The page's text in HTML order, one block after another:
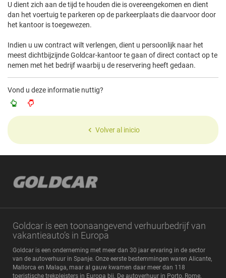
U dient zich aan de tijd te houden die is overeengekomen en dient
dan het voertuig te parkeren op de parkeerplaats die daarvoor door
het kantoor is toegewezen.
Indien u uw contract wilt verlengen, dient u persoonlijk naar het
meest dichtbijzijnde Goldcar-kantoor te gaan of direct contact op te
nemen met het bedrijf waarbij u de reservering heeft gedaan.
Vond u deze informatie nuttig?
Volver al inicio
Goldcar is een toonaangevend verhuurbedrijf van
vakantieauto’s in Europa
Goldcar is een onderneming met meer dan 30 jaar ervaring in de sector
van de autoverhuur in Spanje. Onze eerste bestemmingen waren Alicante,
Mallorca en Malaga, maar al gauw kwamen daar meer dan 118
toeristische trekpleisters in Europa bij. De autoverhuur in Porto, Rome,